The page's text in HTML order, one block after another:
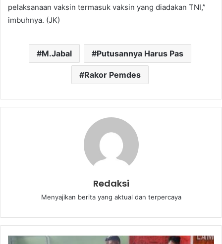
pelaksanaan vaksin termasuk vaksin yang diadakan TNI,”
imbuhnya. (JK)
M.Jabal Putusannya Harus Pas
Rakor Pemdes
Redaksi
Menyajikan berita yang aktual dan terpercaya